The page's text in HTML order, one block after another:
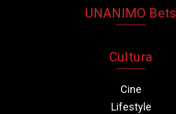
UNANIMO Bets
Cultura
Cine
Lifestyle